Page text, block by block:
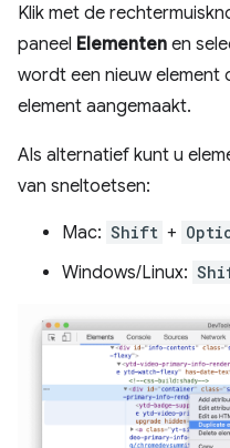
Klik met de
paneel Elementen en
wordt een nieuw
element aangemaakt.
Als alternatief kunt u
van sneltoetsen:
Mac: Shift +
Windows/Linux: